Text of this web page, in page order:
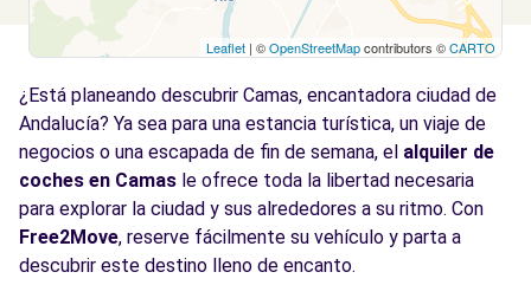
Free2Move Rent - VIUDA DE TERRY, S.L. /
8.0
km
CALLE DEL MOTOR, 1
Sevilla, 41007
Free2Move Rent - TERRYAUTO, S.L. -
Leaflet | ©OpenStreetMapcontributors ©CARTO
¿Está planeando descubrir Camas, encantadora ciudad de
Andalucía? Ya sea para una estancia turística, un viaje de
negocios o una escapada de fin de semana, el alquiler de
coches en Camas le ofrece toda la libertad necesaria
para explorar la ciudad y sus alrededores a su ritmo. Con
Free2Move, reserve fácilmente su vehículo y parta a
descubrir este destino lleno de encanto.